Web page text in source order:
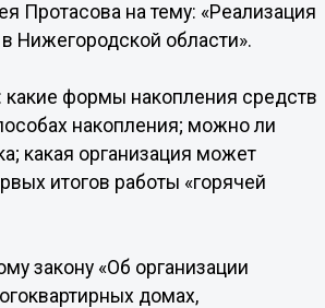
Протасова на тему: «Реализация
Нижегородской области».
какие формы накопления средств
накопления; можно ли
какая организация может
итогов работы «горячей
закону «Об организации
домах,